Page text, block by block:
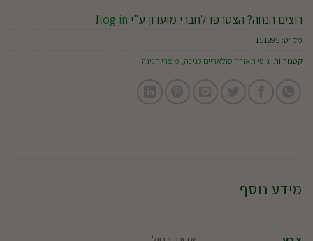
רוצים הנחה? הצטרפו לחברי מועדון ע"י log in
!
מק"ט: 151895
קטגוריות:גופי תאורה סולאריים לגינה, מוצרי הגינה
מידע נוסף